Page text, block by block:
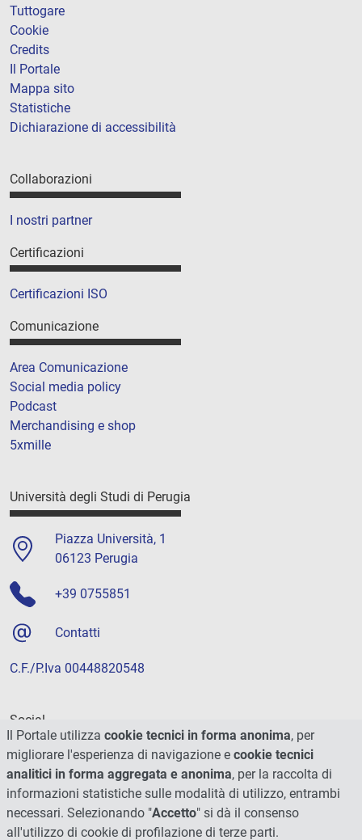
Tuttogare
Cookie
Credits
Il Portale
Mappa sito
Statistiche
Dichiarazione di accessibilità
Collaborazioni
I nostri partner
Certificazioni
Certificazioni ISO
Comunicazione
Area Comunicazione
Social media policy
Podcast
Merchandising e shop
5xmille
Università degli Studi di Perugia
Piazza Università, 1
06123 Perugia
+39 0755851
Contatti
C.F./P.Iva 00448820548
Social
Il Portale utilizza cookie tecnici in forma anonima, per
migliorare l'esperienza di navigazione e cookie tecnici
analitici in forma aggregata e anonima, per la raccolta di
informazioni statistiche sulle modalità di utilizzo, entrambi
necessari. Selezionando "Accetto" si dà il consenso
all'utilizzo di cookie di profilazione di terze parti.